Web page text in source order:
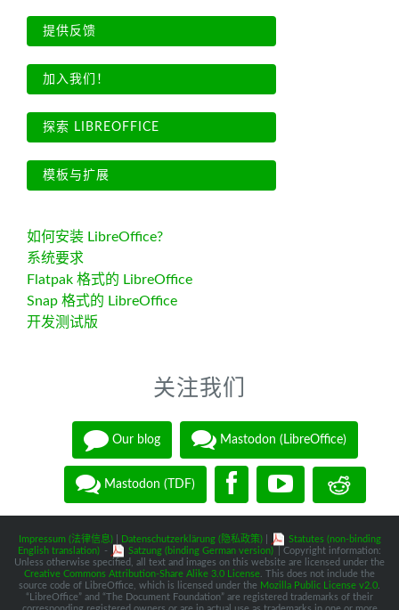
提供反馈
加入我们！
探索 LIBREOFFICE
模板与扩展
如何安装 LibreOffice?
系统要求
Flatpak 格式的 LibreOffice
Snap 格式的 LibreOffice
开发测试版
关注我们
Our blog Mastodon (LibreOffice)
Mastodon (TDF)
Impressum (法律信息)| Datenschutzerklärung (隐私政策)|
Statutes (non-binding
English translation) - Satzung (binding German version)
| Copyright information:
Unless otherwise specified, all text and images on this website are licensed under the
Creative Commons Attribution-Share Alike 3.0 License . This does not include the
source code of LibreOffice, which is licensed under the Mozilla Public License v2.0
“LibreOffice” and “The Document Foundation” are registered trademarks of their